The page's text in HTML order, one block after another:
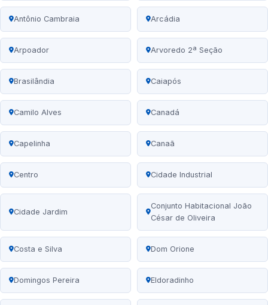
Antônio Cambraia Arcádia
Arpoador Arvoredo 2ª Seção
Brasilândia Caiapós
Camilo Alves Canadá
Capelinha Canaã
Centro Cidade Industrial
Cidade Jardim
Conjunto Habitacional João
César de Oliveira
Costa e Silva Dom Orione
Domingos Pereira Eldoradinho